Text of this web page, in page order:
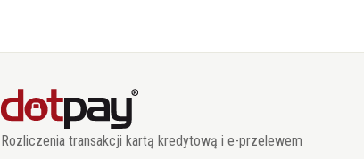
Rozliczenia transakcji kartą kredytową i e-przelewem